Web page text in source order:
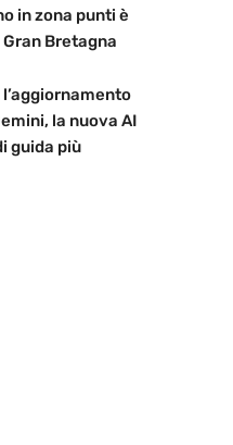
in zona punti è
Gran Bretagna
la nuova AI
guida più